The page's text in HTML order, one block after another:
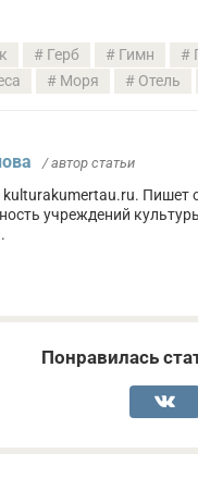
Герб Гимн
Моря Отель
/ автор статьи
Пишет
учреждений
Понравилась